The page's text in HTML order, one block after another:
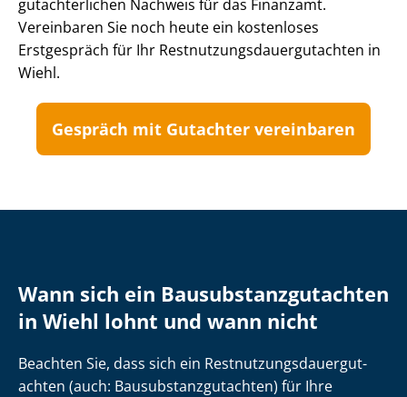
gutachterlichen Nachweis für das Finanzamt.
Vereinbaren Sie noch heute ein kostenloses
Erstgespräch für Ihr Rest­nut­zungs­dau­er­gut­ach­ten in
Wiehl.
Gespräch mit Gutachter vereinbaren
Wann sich ein Bau­sub­stanz­gut­ach­ten
in Wiehl lohnt und wann nicht
Beachten Sie, dass sich ein Rest­nut­zungs­dau­er­gut­
ach­ten (auch: Bau­sub­stanz­gut­ach­ten) für Ihre